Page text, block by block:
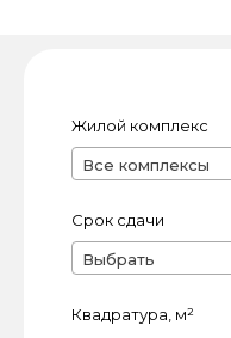
Жилой комплекс
ЖКВсе комплексы
Срок сдачи
Выбрать
Квадратура, м²